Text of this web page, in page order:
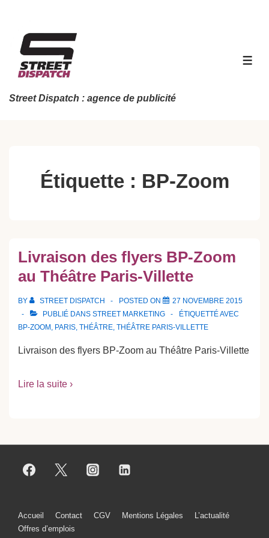
contenu
principal
Street Dispatch : agence de publicité
Étiquette : BP-Zoom
Livraison des flyers BP-Zoom
au Théâtre Paris-Villette
BY STREET DISPATCH POSTED ON
27 NOVEMBRE 2015
PUBLIÉ DANS STREET MARKETING
ÉTIQUETTÉ AVEC
BP-ZOOM , PARIS, THÉÂTRE, THÉÂTRE PARIS-VILLETTE
Livraison des flyers BP-Zoom au Théâtre Paris-Villette
Lire la suite ›
Menu
Accueil Contact CGV Mentions Légales
L’actualité
Offres d’emplois